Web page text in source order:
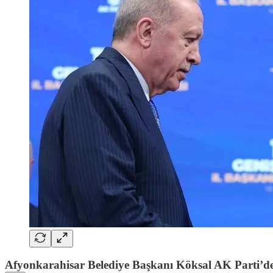
Afyonkarahisar Belediye Başkanı Köksal AK